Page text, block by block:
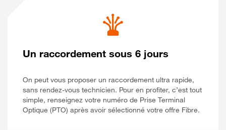
Un raccordement sous 6 jours
On peut vous proposer un raccordement ultra rapide,
sans rendez-vous technicien. Pour en profiter, c’est tout
simple, renseignez votre numéro de Prise Terminal
Optique (PTO) après avoir sélectionné votre offre Fibre.